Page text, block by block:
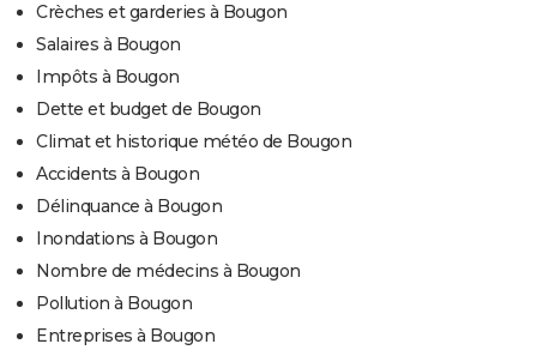
Crèches et garderies à Bougon
Salaires à Bougon
Impôts à Bougon
Dette et budget de Bougon
Climat et historique météo de Bougon
Accidents à Bougon
Délinquance à Bougon
Inondations à Bougon
Nombre de médecins à Bougon
Pollution à Bougon
Entreprises à Bougon